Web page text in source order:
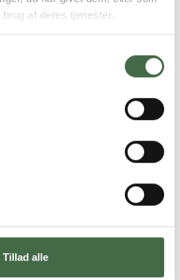
af deres tjenester.
Tillad alle
din uddannelse.Derfor skal du
for en konkret
kan tage stilling
konkret uddannelsesplan af
som
Læs mere om hvordan du
med deres ønsker til